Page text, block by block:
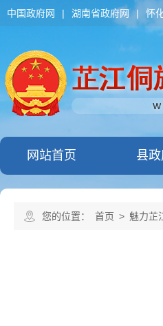
中国政府网 | 湖南省政府网 | 怀
网站首页 县
您的位置： 首页 > 魅力芷